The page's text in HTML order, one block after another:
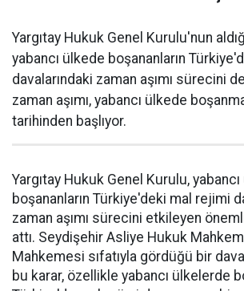
Yargıtay Hukuk Genel Kurulu'nun
yabancı ülkede boşananların
davalarındaki zaman aşımı sürecini
zaman aşımı, yabancı ülkede
tarihinden başlıyor.
Yargıtay Hukuk Genel Kurulu,
boşananların Türkiye'deki mal rejimi
zaman aşımı sürecini etkileyen
attı. Seydişehir Asliye Hukuk
Mahkemesi sıfatıyla gördüğü bir
bu karar, özellikle yabancı ülkelerde